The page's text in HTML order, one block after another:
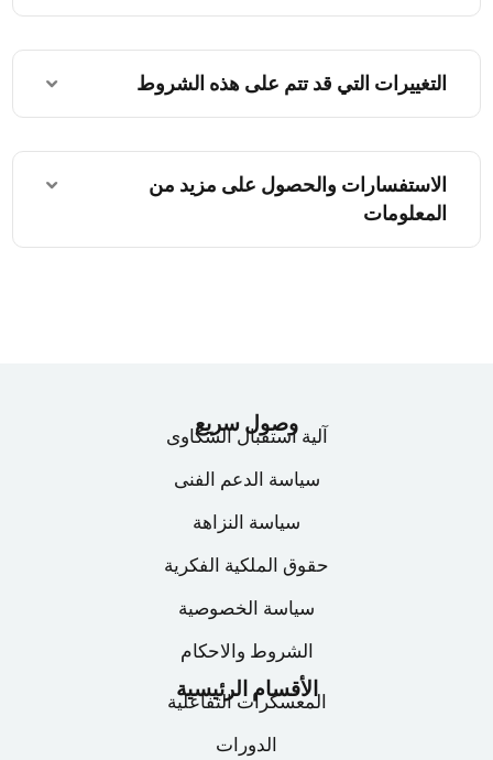
التغييرات التي قد تتم على هذه الشروط
الاستفسارات والحصول على مزيد من
المعلومات
الأقسام الرئيسية
المعسكرات التفاعلية
الدورات
وصول سريع
آلية استقبال الشكاوى
سياسة الدعم الفنى
سياسة النزاهة
حقوق الملكية الفكرية
سياسة الخصوصية
الشروط والاحكام